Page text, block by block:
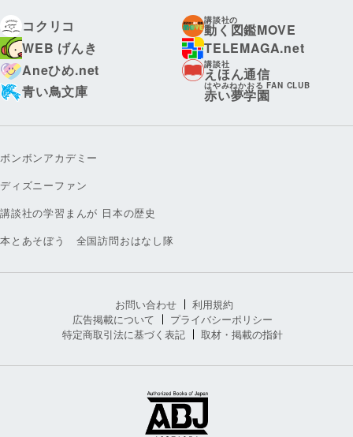
コクリコ
講談社の
動く図鑑MOVE
WEB げんき
TELEMAGA.net
Aneひめ.net
講談社
えほん通信
青い鳥文庫
はやみねかおる FAN CLUB
赤い夢学園
ボンボンアカデミー
ディズニーファン
講談社の学習まんが 日本の歴史
本とあそぼう 全国訪問おはなし隊
お問い合わせ
利用規約
広告掲載について
プライバシーポリシー
特定商取引法に基づく表記
取材・掲載の指針